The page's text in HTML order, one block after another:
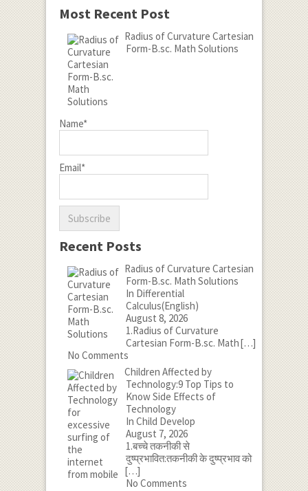
Most Recent Post
Radius of Curvature Cartesian
Form-B.sc. Math Solutions
Name*
Email*
Recent Posts
Radius of Curvature Cartesian
Form-B.sc. Math Solutions
In Differential
Calculus(English)
August 8, 2026
1.Radius of Curvature
Cartesian Form-B.sc. Math[…]
No Comments
Children Affected by
Technology:9 Top Tips to
Know Side Effects of
Technology
In Child Develop
August 7, 2026
1.बच्चे तकनीकी से
दुष्प्रभावित:तकनीकी के दुष्प्रभाव को
[…]
No Comments